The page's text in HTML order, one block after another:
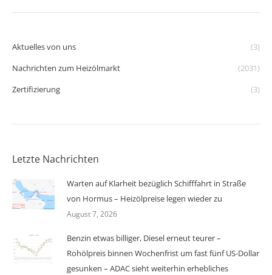
Aktuelles von uns
(3)
Nachrichten zum Heizölmarkt
(2031)
Zertifizierung
(3)
Letzte Nachrichten
Warten auf Klarheit bezüglich Schifffahrt in Straße
von Hormus – Heizölpreise legen wieder zu
August 7, 2026
Benzin etwas billiger, Diesel erneut teurer –
Rohölpreis binnen Wochenfrist um fast fünf US-Dollar
gesunken – ADAC sieht weiterhin erhebliches